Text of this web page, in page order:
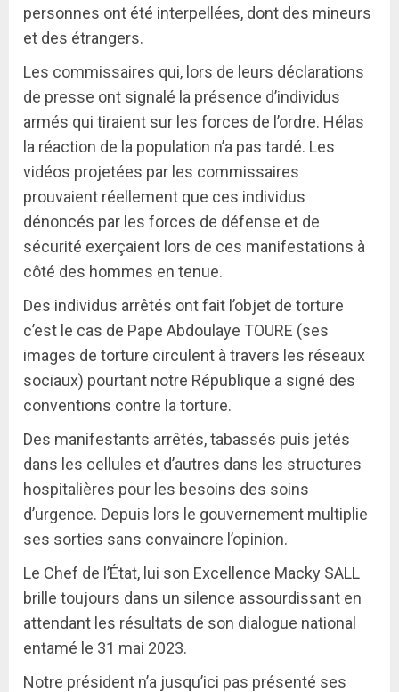
personnes ont été interpellées, dont des mineurs
et des étrangers.
Les commissaires qui, lors de leurs déclarations
de presse ont signalé la présence d’individus
armés qui tiraient sur les forces de l’ordre. Hélas
la réaction de la population n’a pas tardé. Les
vidéos projetées par les commissaires
prouvaient réellement que ces individus
dénoncés par les forces de défense et de
sécurité exerçaient lors de ces manifestations à
côté des hommes en tenue.
Des individus arrêtés ont fait l’objet de torture
c’est le cas de Pape Abdoulaye TOURE (ses
images de torture circulent à travers les réseaux
sociaux) pourtant notre République a signé des
conventions contre la torture.
Des manifestants arrêtés, tabassés puis jetés
dans les cellules et d’autres dans les structures
hospitalières pour les besoins des soins
d’urgence. Depuis lors le gouvernement multiplie
ses sorties sans convaincre l’opinion.
Le Chef de l’État, lui son Excellence Macky SALL
brille toujours dans un silence assourdissant en
attendant les résultats de son dialogue national
entamé le 31 mai 2023.
Notre président n’a jusqu’ici pas présenté ses